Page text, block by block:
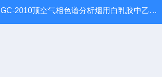
GC-2010顶空气相色谱分析烟用白乳胶中乙酸乙烯酯